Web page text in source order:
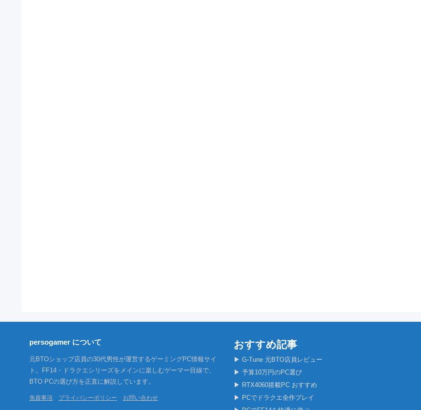
persogamer について
元BTOショップ店員の30代男性が運営するゲーミングPC情報サイ
ト。FF14・ドラクエシリーズをメインに楽しむゲーマー目線で、
BTO PCの選び方を正直に解説しています。
免責事項 プライバシーポリシー お問い合わせ
おすすめ記事
▶ G-Tune 元BTO店員レビュー
▶ 予算10万円のPC選び
▶ RTX4060搭載PC おすすめ
▶ PCでドラクエ全作プレイ